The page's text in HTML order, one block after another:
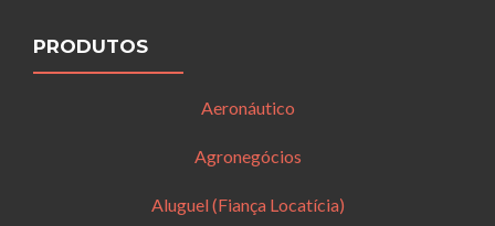
PRODUTOS
Aeronáutico
Agronegócios
Aluguel (Fiança Locatícia)